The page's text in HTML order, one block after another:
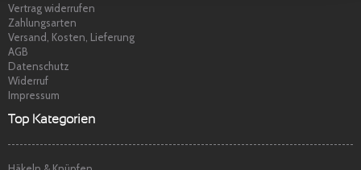
Vertrag widerrufen
Zahlungsarten
Versand, Kosten, Lieferung
AGB
Datenschutz
Widerruf
Impressum
Top Kategorien